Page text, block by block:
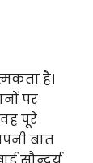
है।
पर
पूरे
बात